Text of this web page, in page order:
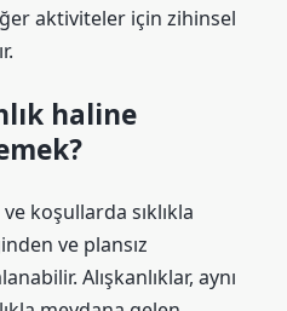
aktiviteler için zihinsel
haline
koşullarda sıklıkla
ve plansız
Alışkanlıklar, aynı